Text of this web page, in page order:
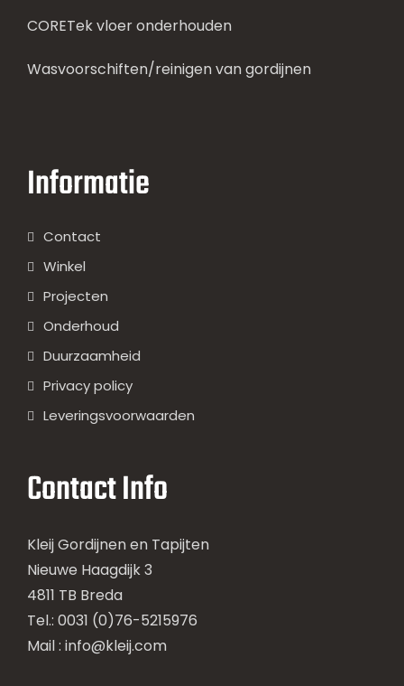
CORETek vloer onderhouden
Wasvoorschiften/reinigen van gordijnen
Informatie
Contact
Winkel
Projecten
Onderhoud
Duurzaamheid
Privacy policy
Leveringsvoorwaarden
Contact Info
Kleij Gordijnen en Tapijten
Nieuwe Haagdijk 3
4811 TB Breda
Tel.: 0031 (0)76-5215976
Mail : info@kleij.com